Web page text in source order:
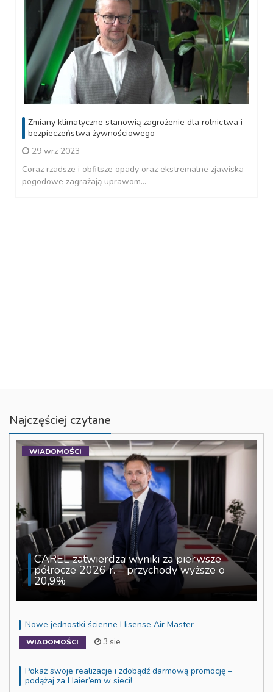
Zmiany klimatyczne stanowią zagrożenie dla rolnictwa i
bezpieczeństwa żywnościowego
29 wrz 2023
Coraz rzadsze i obfitsze opady oraz ekstremalne zjawiska
pogodowe zagrażają uprawom...
Najczęściej czytane
CAREL zatwierdza wyniki za pierwsze
półrocze 2026 r. – przychody wyższe o
20,9%
WIADOMOŚCI
Nowe jednostki ścienne Hisense Air Master
WIADOMOŚCI 3 sie
Pokaż swoje realizacje i zdobądź darmową promocję –
podążaj za Haier’em w sieci!